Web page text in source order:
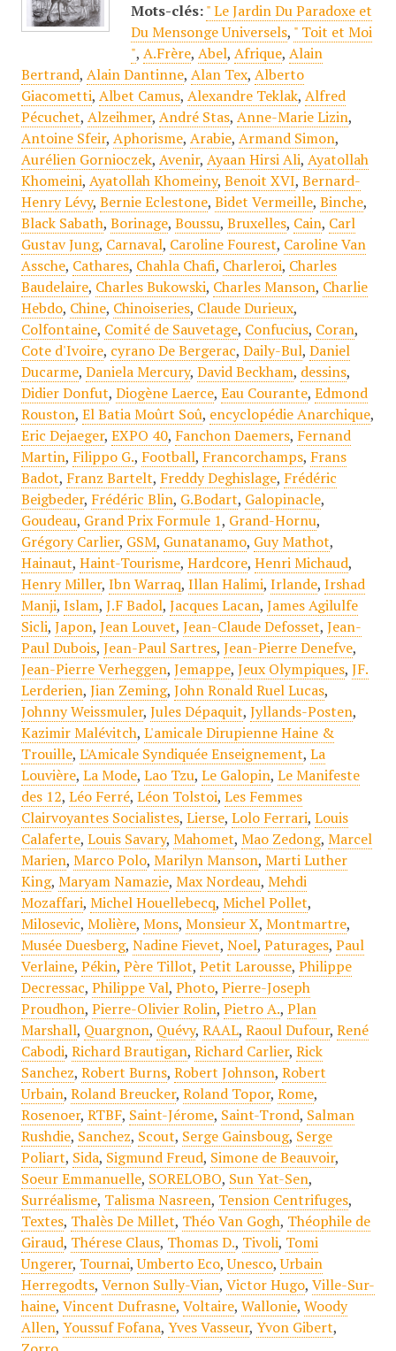
Mots-clés: " Le Jardin Du Paradoxe et
Du Mensonge Universels, " Toit et Moi
", A.Frère, Abel, Afrique, Alain
Bertrand, Alain Dantinne, Alan Tex, Alberto
Giacometti, Albet Camus, Alexandre Teklak, Alfred
Pécuchet, Alzeihmer, André Stas, Anne-Marie Lizin,
Antoine Sfeir, Aphorisme, Arabie, Armand Simon,
Aurélien Gornioczek, Avenir, Ayaan Hirsi Ali, Ayatollah
Khomeini, Ayatollah Khomeiny, Benoit XVI, Bernard-
Henry Lévy, Bernie Eclestone, Bidet Vermeille, Binche,
Black Sabath, Borinage, Boussu, Bruxelles, Cain, Carl
Gustav Jung, Carnaval, Caroline Fourest, Caroline Van
Assche, Cathares, Chahla Chafi, Charleroi, Charles
Baudelaire, Charles Bukowski, Charles Manson, Charlie
Hebdo, Chine, Chinoiseries, Claude Durieux,
Colfontaine, Comité de Sauvetage, Confucius, Coran,
Cote d'Ivoire, cyrano De Bergerac, Daily-Bul, Daniel
Ducarme, Daniela Mercury, David Beckham, dessins,
Didier Donfut, Diogène Laerce, Eau Courante, Edmond
Rouston, El Batia Moûrt Soû, encyclopédie Anarchique,
Eric Dejaeger, EXPO 40, Fanchon Daemers, Fernand
Martin, Filippo G., Football, Francorchamps, Frans
Badot, Franz Bartelt, Freddy Deghislage, Frédéric
Beigbeder, Frédéric Blin, G.Bodart, Galopinacle,
Goudeau, Grand Prix Formule 1, Grand-Hornu,
Grégory Carlier, GSM, Gunatanamo, Guy Mathot,
Hainaut, Haint-Tourisme, Hardcore, Henri Michaud,
Henry Miller, Ibn Warraq, Illan Halimi, Irlande, Irshad
Manji, Islam, J.F Badol, Jacques Lacan, James Agilulfe
Sicli, Japon, Jean Louvet, Jean-Claude Defosset, Jean-
Paul Dubois, Jean-Paul Sartres, Jean-Pierre Denefve,
Jean-Pierre Verheggen, Jemappe, Jeux Olympiques, JF.
Lerderien, Jian Zeming, John Ronald Ruel Lucas,
Johnny Weissmuler, Jules Dépaquit, Jyllands-Posten,
Kazimir Malévitch, L'amicale Dirupienne Haine &
Trouille, L'Amicale Syndiquée Enseignement, La
Louvière, La Mode, Lao Tzu, Le Galopin, Le Manifeste
des 12, Léo Ferré, Léon Tolstoi, Les Femmes
Clairvoyantes Socialistes, Lierse, Lolo Ferrari, Louis
Calaferte, Louis Savary, Mahomet, Mao Zedong, Marcel
Marien, Marco Polo, Marilyn Manson, Marti Luther
King, Maryam Namazie, Max Nordeau, Mehdi
Mozaffari, Michel Houellebecq, Michel Pollet,
Milosevic, Molière, Mons, Monsieur X, Montmartre,
Musée Duesberg, Nadine Fievet, Noel, Paturages, Paul
Verlaine, Pékin, Père Tillot, Petit Larousse, Philippe
Decressac, Philippe Val, Photo, Pierre-Joseph
Proudhon, Pierre-Olivier Rolin, Pietro A., Plan
Marshall, Quargnon, Quévy, RAAL, Raoul Dufour, René
Cabodi, Richard Brautigan, Richard Carlier, Rick
Sanchez, Robert Burns, Robert Johnson, Robert
Urbain, Roland Breucker, Roland Topor, Rome,
Rosenoer, RTBF, Saint-Jérome, Saint-Trond, Salman
Rushdie, Sanchez, Scout, Serge Gainsboug, Serge
Poliart, Sida, Sigmund Freud, Simone de Beauvoir,
Soeur Emmanuelle, SORELOBO, Sun Yat-Sen,
Surréalisme, Talisma Nasreen, Tension Centrifuges,
Textes, Thalès De Millet, Théo Van Gogh, Théophile de
Giraud, Thérese Claus, Thomas D., Tivoli, Tomi
Ungerer, Tournai,Umberto Eco,Unesco,Urbain
Herregodts, Vernon Sully-Vian, Victor Hugo, Ville-Sur-
haine, Vincent Dufrasne, Voltaire, Wallonie, Woody
Allen, Youssuf Fofana, Yves Vasseur, Yvon Gibert,